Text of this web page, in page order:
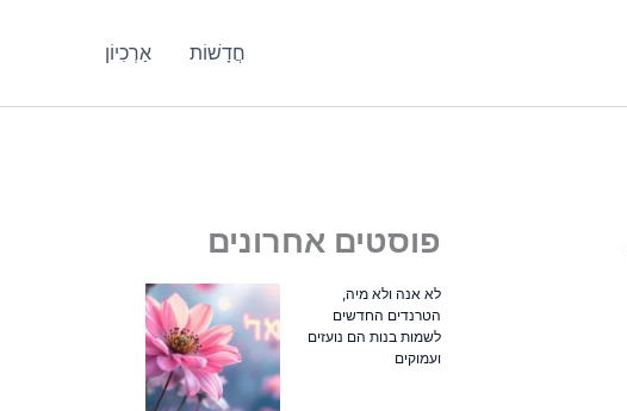
חֲדָשׁוֹת אַרְכִיוֹן
פוסטים אחרונים
לא אנה ולא מיה,
הטרנדים החדשים
לשמות בנות הם נועזים
ועמוקים